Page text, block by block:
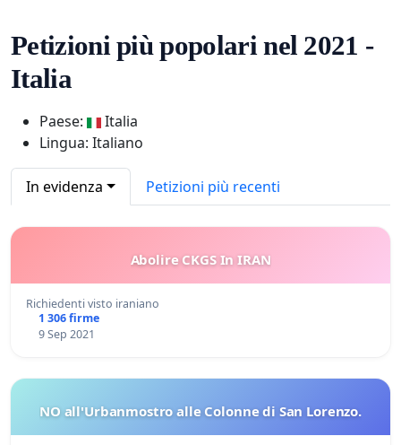
Petizioni più popolari nel 2021 -
Italia
Paese:
Italia
Lingua: Italiano
In evidenza Petizioni più recenti
Abolire CKGS In IRAN
Richiedenti visto iraniano
1 306 firme
9 Sep 2021
NO all'Urbanmostro alle Colonne di San Lorenzo.